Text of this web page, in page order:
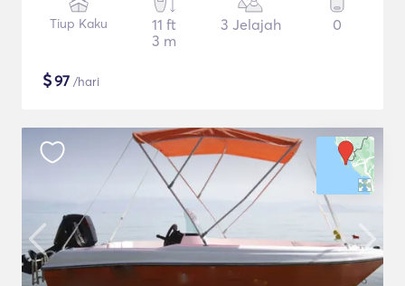
Tiup Kaku
11 ft
3 m
3 Jelajah 0
$97 /hari